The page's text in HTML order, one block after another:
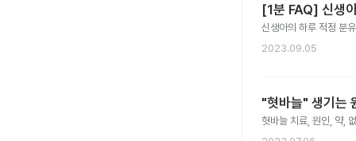
[1분 FAQ] 신생
신생아의 하루 적정 분
2023.09.05
"혓바늘" 생기는
혓바늘 치료, 원인, 약,